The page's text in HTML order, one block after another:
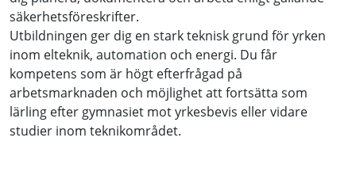
säkerhetsföreskrifter.
Utbildningen ger dig en stark teknisk grund för yrken
inom elteknik, automation och energi. Du får
kompetens som är högt efterfrågad på
arbetsmarknaden och möjlighet att fortsätta som
lärling efter gymnasiet mot yrkesbevis eller vidare
studier inom teknikområdet.